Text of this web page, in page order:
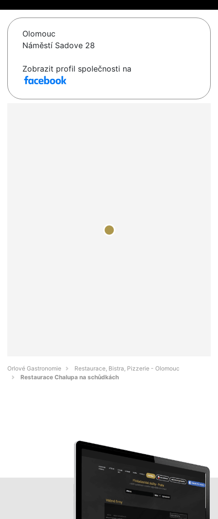
Olomouc
Náměstí Sadove 28
Zobrazit profil společnosti na
Orlové Gastronomie
Restaurace, Bistra, Pizzerie - Olomouc
Restaurace Chalupa na schůdkách